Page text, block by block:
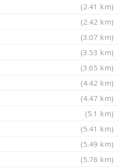
(2.41 km)
(2.42 km)
(3.07 km)
(3.53 km)
(3.65 km)
(4.42 km)
(4.47 km)
(5.1 km)
(5.41 km)
(5.49 km)
(5.76 km)